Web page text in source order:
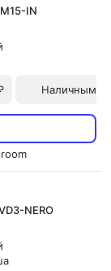
IN
Наличными
NERO